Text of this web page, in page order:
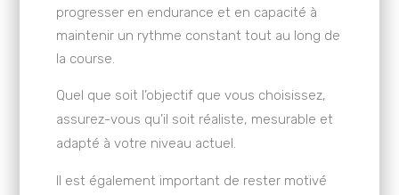
progresser en endurance et en capacité à
maintenir un rythme constant tout au long de
la course.
Quel que soit l’objectif que vous choisissez,
assurez-vous qu’il soit réaliste, mesurable et
adapté à votre niveau actuel.
Il est également important de rester motivé